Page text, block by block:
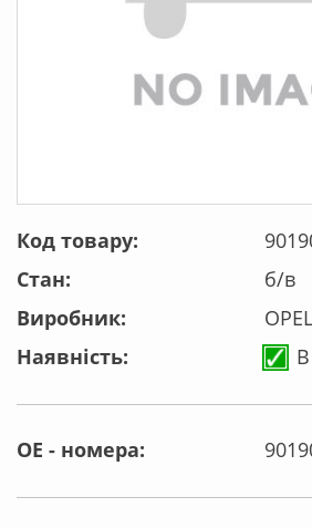
Код товару:
Стан:
б/в
Виробник:
OPEL
Наявність:
OE - номера: